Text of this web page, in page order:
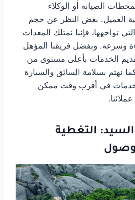
الصيانة أو الوكلاء
العميل. بغض النظر عن حجم
تواجهها، فإننا نمتلك المعدات
وسرعة. وبفضل فريقنا المؤهل
الخدمات بأعلى مستوى من
نهتم بسلامة السائق والسيارة
في أقرب وقت ممكن
التغطية